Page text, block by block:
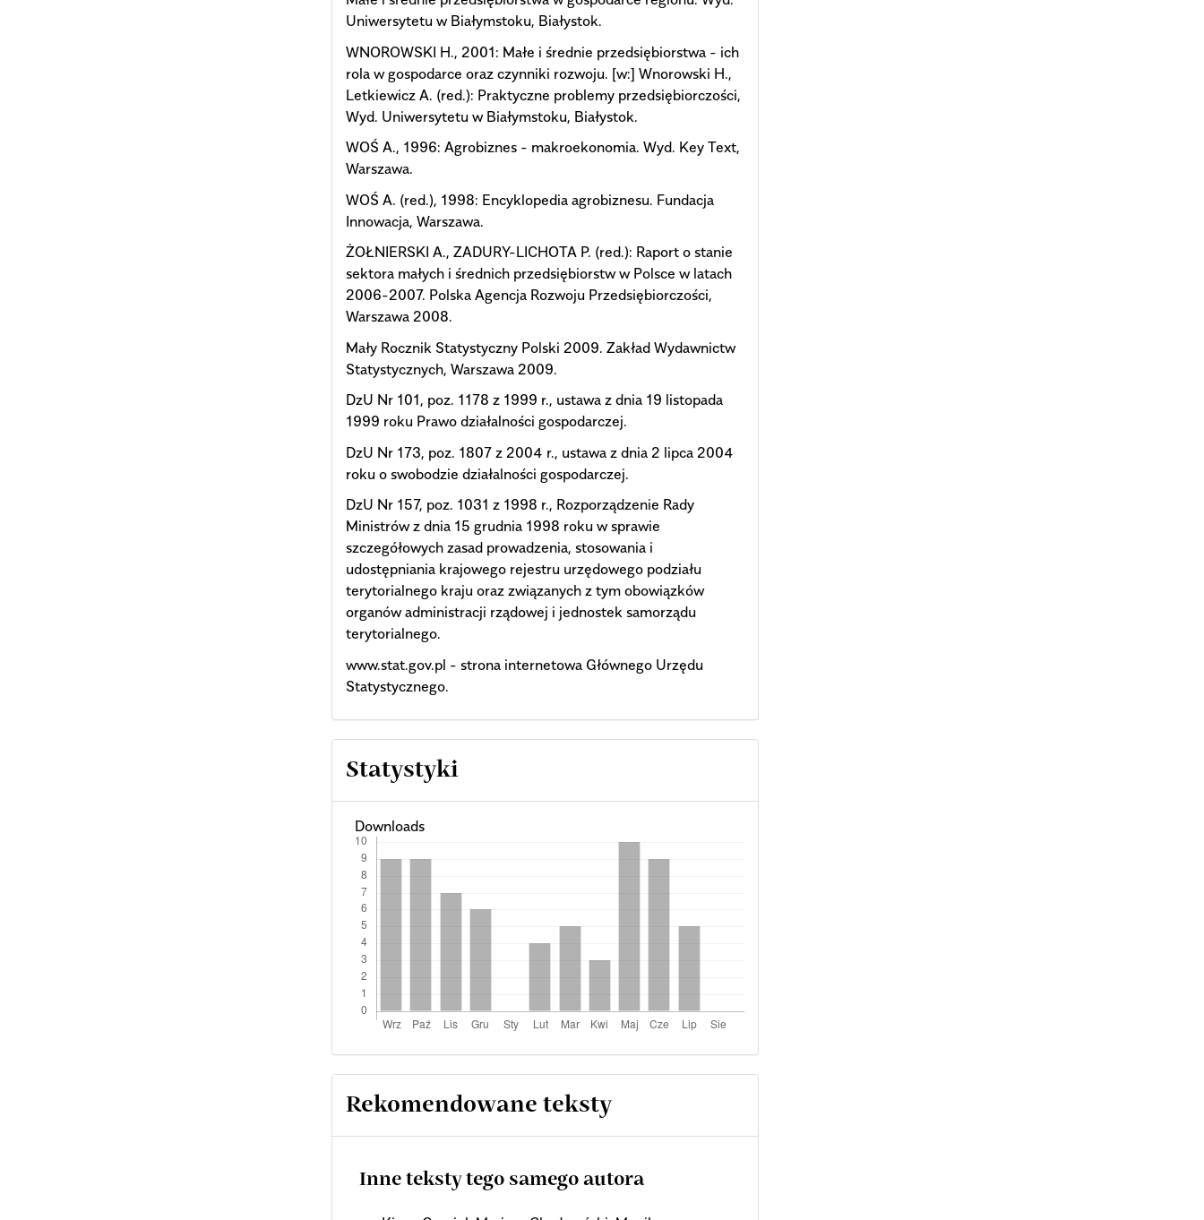
Uniwersytetu w Białymstoku, Białystok.
WNOROWSKI H., 2001: Małe i średnie przedsiębiorstwa - ich
rola w gospodarce oraz czynniki rozwoju. [w:] Wnorowski H.,
Letkiewicz A. (red.): Praktyczne problemy przedsiębiorczości,
Wyd. Uniwersytetu w Białymstoku, Białystok.
WOŚ A., 1996: Agrobiznes - makroekonomia. Wyd. Key Text,
Warszawa.
WOŚ A. (red.), 1998: Encyklopedia agrobiznesu. Fundacja
Innowacja, Warszawa.
ŻOŁNIERSKI A., ZADURY-LICHOTA P. (red.): Raport o stanie
sektora małych i średnich przedsiębiorstw w Polsce w latach
2006-2007. Polska Agencja Rozwoju Przedsiębiorczości,
Warszawa 2008.
Mały Rocznik Statystyczny Polski 2009. Zakład Wydawnictw
Statystycznych, Warszawa 2009.
DzU Nr 101, poz. 1178 z 1999 r., ustawa z dnia 19 listopada
1999 roku Prawo działalności gospodarczej.
DzU Nr 173, poz. 1807 z 2004 r., ustawa z dnia 2 lipca 2004
roku o swobodzie działalności gospodarczej.
DzU Nr 157, poz. 1031 z 1998 r., Rozporządzenie Rady
Ministrów z dnia 15 grudnia 1998 roku w sprawie
szczegółowych zasad prowadzenia, stosowania i
udostępniania krajowego rejestru urzędowego podziału
terytorialnego kraju oraz związanych z tym obowiązków
organów administracji rządowej i jednostek samorządu
terytorialnego.
www.stat.gov.pl - strona internetowa Głównego Urzędu
Statystycznego.
Statystyki
Downloads
Rekomendowane teksty
Inne teksty tego samego autora